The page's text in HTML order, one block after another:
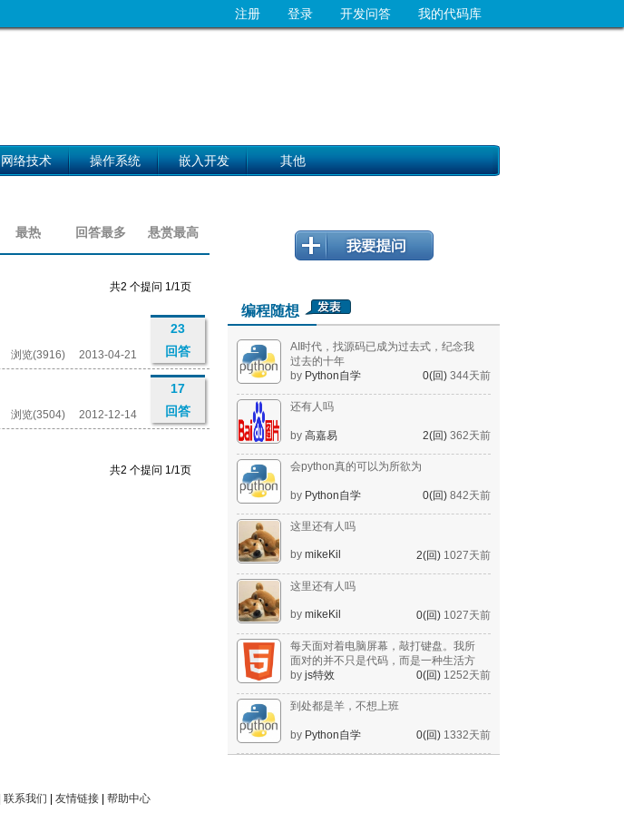
我的代码库
开发问答
登录
注册
网络技术 操作系统 嵌入开发 其他
编程随想
AI时代，找源码已成为过去式，纪念我
过去的十年
by Python自学 0(回) 344天前
还有人吗
by 高嘉易 2(回) 362天前
会python真的可以为所欲为
by Python自学 0(回) 842天前
这里还有人吗
by mikeKil 2(回) 1027天前
这里还有人吗
by mikeKil 0(回) 1027天前
每天面对着电脑屏幕，敲打键盘。我所
面对的并不只是代码，而是一种生活方
式。
by js特效 0(回) 1252天前
到处都是羊，不想上班
by Python自学 0(回) 1332天前
悬赏最高
回答最多
最热
共2 个提问 1/1页
23
回答
2013-04-21
浏览(3916)
17
回答
2012-12-14
浏览(3504)
共2 个提问 1/1页
联系我们 友情链接| 帮助中心